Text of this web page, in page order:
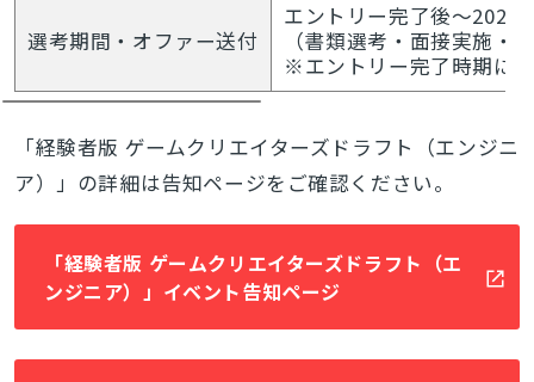
選考期間・オファー送付
エントリー完了後～2026
（書類選考・面接実施・
※エントリー完了時期に
「経験者版 ゲームクリエイターズドラフト（エンジニ
ア）」の詳細は告知ページをご確認ください。
「経験者版 ゲームクリエイターズドラフト（エ
ンジニア）」イベント告知ページ
検索